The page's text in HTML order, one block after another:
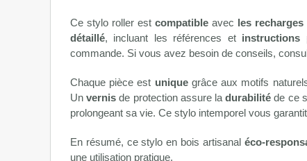
Ce stylo roller estcompatible avec les recharges
détaillé, incluant les références et instructions
commande. Si vous avez besoin de conseils,
Chaque pièce est uniquegrâce aux motifs
Unvernis de protection assure ladurabilité de ce
prolongeant sa vie. Ce stylo intemporel vous
En résumé, ce stylo en bois artisanal éco-
une utilisation pratique.